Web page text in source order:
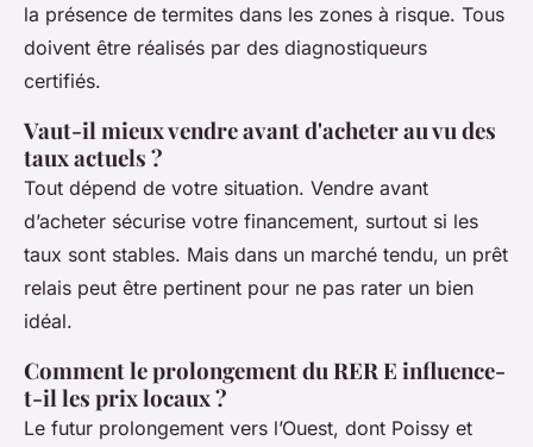
la présence de termites dans les zones à risque. Tous
doivent être réalisés par des diagnostiqueurs
certifiés.
Vaut-il mieux vendre avant d'acheter au vu des
taux actuels ?
Tout dépend de votre situation. Vendre avant
d’acheter sécurise votre financement, surtout si les
taux sont stables. Mais dans un marché tendu, un prêt
relais peut être pertinent pour ne pas rater un bien
idéal.
Comment le prolongement du RER E influence-
t-il les prix locaux ?
Le futur prolongement vers l’Ouest, dont Poissy et